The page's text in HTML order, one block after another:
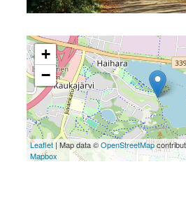
+
−
Leaflet| Map data ©OpenStreetMap
Mapbox